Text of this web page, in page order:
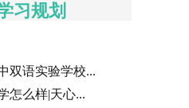
习规划
双语实验学校...
怎么样|天心...